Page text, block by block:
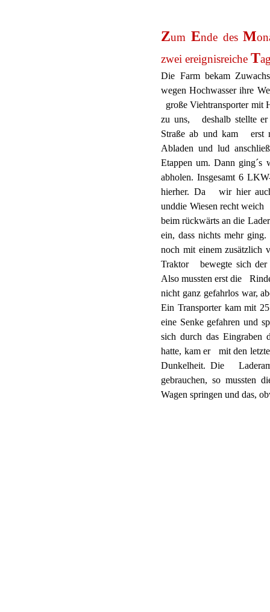
Zum Ende desM
zwei ereignisreicheT
Die Farm bekam
wegen Hochwasser ihre
große Viehtransporter mit
zu uns, deshalb stellte er
Straße ab und kam erst
Abladen und lud
Etappen um. Dann
abholen. Insgesamt 6
hierher. Da wir hier auch
unddie Wiesen recht
beim rückwärts an die
ein, dass nichts mehr
noch mit einem zusätzlich
Traktor bewegte sich der
Also mussten erst die
nicht ganz gefahrlos war,
Ein Transporter kam mit
eine Senke gefahren und
sich durch das Eingraben
hatte, kam er mit den
Dunkelheit. Die
gebrauchen, so
Wagen springen und das,